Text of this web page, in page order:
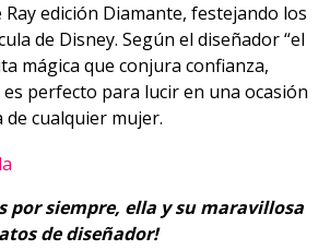
edición Diamante, festejando los
de Disney. Según el diseñador “el
mágica que conjura confianza,
es perfecto para lucir en una ocasión
de cualquier mujer.
por siempre, ella y su maravillosa
de diseñador!